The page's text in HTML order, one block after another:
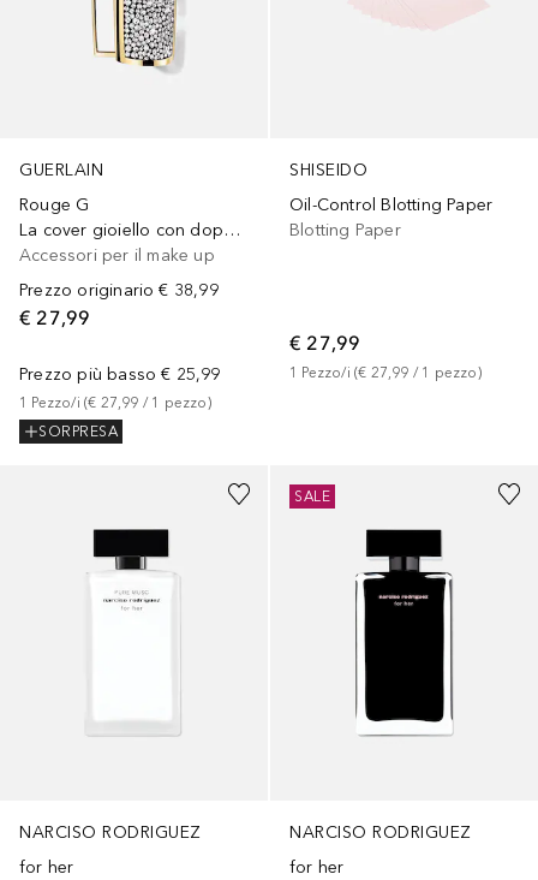
GUERLAIN
Rouge G
La cover gioiello con doppio specchio
Accessori per il make up
Prezzo originario € 38,99
€ 27,99
Prezzo più basso € 25,99
1 Pezzo/i (€ 27,99 / 1 pezzo)
SORPRESA
SHISEIDO
Oil-Control Blotting Paper
Blotting Paper
€ 27,99
1 Pezzo/i (€ 27,99 / 1 pezzo)
NARCISO RODRIGUEZ
for her
NARCISO RODRIGUEZ
for her
SALE